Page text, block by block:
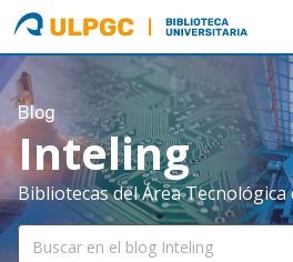
ULPGC
Biblioteca
ULPGC
Blog
Inteling
Bibliotecas del Área Tecnológica